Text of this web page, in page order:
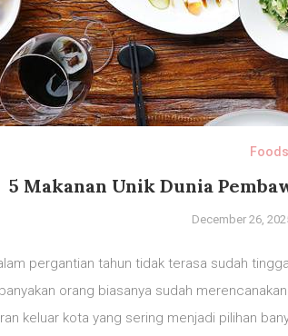
5 Makanan Unik Dunia
December 26,
pergantian tahun tidak terasa sudah
orang biasanya sudah
keluar kota yang sering menjadi pilihan